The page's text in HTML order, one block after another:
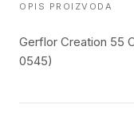
OPIS PROIZVODA
Gerflor Creation 55
0545)